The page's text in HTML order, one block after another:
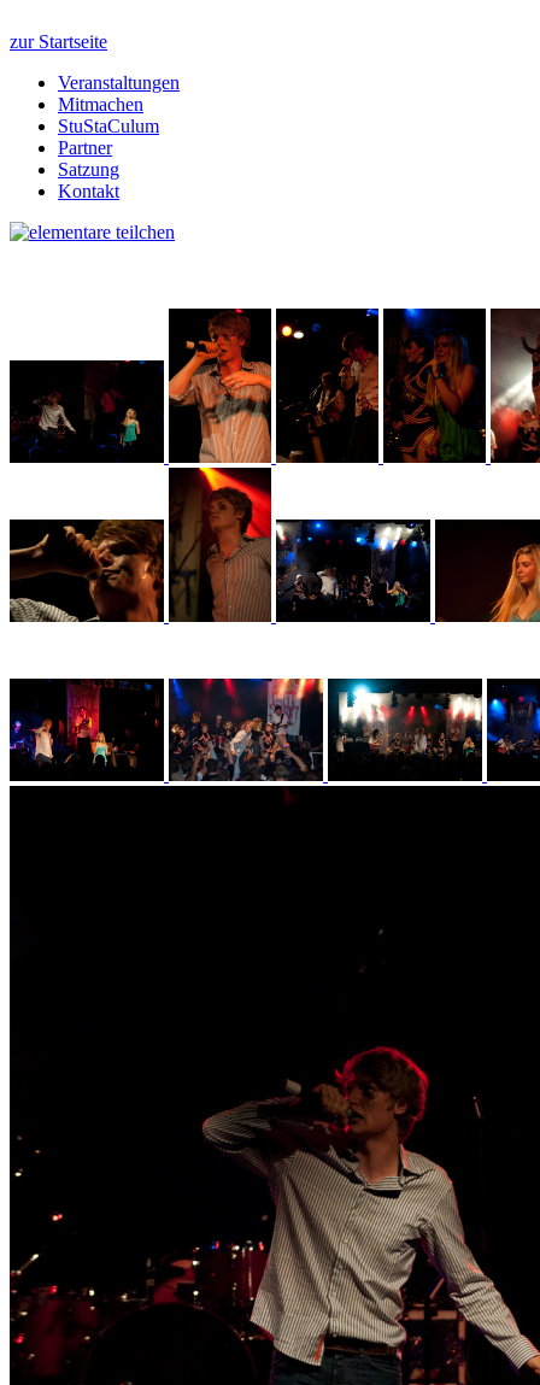
zur Startseite
Veranstaltungen
Mitmachen
StuStaCulum
Partner
Satzung
Kontakt